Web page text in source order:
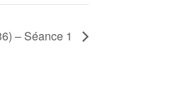
– Séance 1